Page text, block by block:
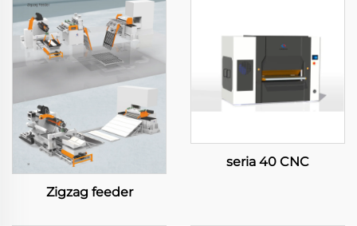
Zigzag feeder
seria 40 CNC